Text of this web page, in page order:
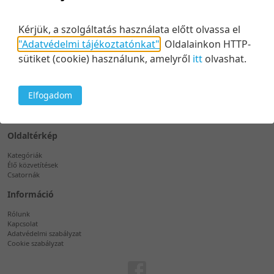
Támogatás
+36 1 889 7603
E-mail
Oldaltérkép
Kategóriák
Élő közvetítések
Csatornák
Információ
Rólunk
Kapcsolat
Adatvédelmi szabályzat
Cookie szabályzat
Kérjük, a szolgáltatás használata előtt olvassa el
"Adatvédelmi tájékoztatónkat" Oldalainkon HTTP-
sütiket (cookie) használunk, amelyről itt olvashat.
Elfogadom